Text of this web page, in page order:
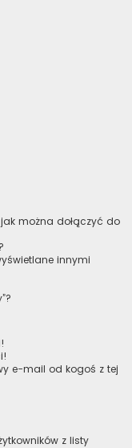
można dołączyć do
innymi
e-mail od kogoś z tej
z listy